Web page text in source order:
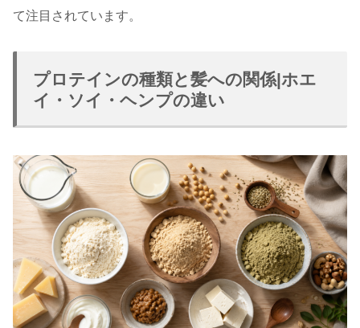
て注目されています。
プロテインの種類と髪への関係|ホエ
イ・ソイ・ヘンプの違い